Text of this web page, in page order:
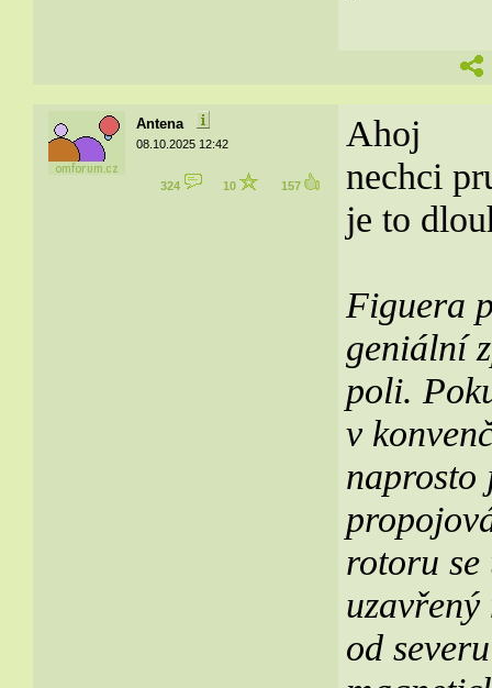
Antena
08.10.2025 12:42
324 10 157
Ahoj
nechci
je to
Figuera
geniální
poli.
v
naprosto
rotoru se
od